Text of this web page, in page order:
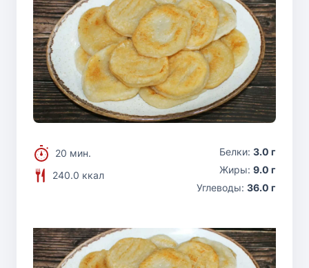
20 мин.
240.0 ккал
Белки: 3.0 г
Жиры: 9.0 г
Углеводы: 36.0 г